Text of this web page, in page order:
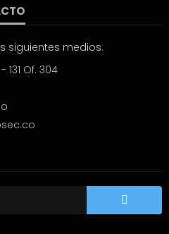
siguientes medios:
131 Of. 304